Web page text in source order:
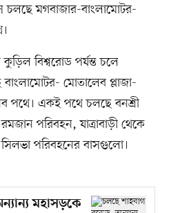
মগবাজার-বাংলামোটর-
বিশ্বরোড পর্যন্ত চলে
মোতালেব প্লাজা-
পথে। একই পথে চলছে বনশ্রী
পরিবহন, যাত্রাবাড়ী থেকে
সিলভা পরিবহনের বাসগুলো।
মহাসড়কে